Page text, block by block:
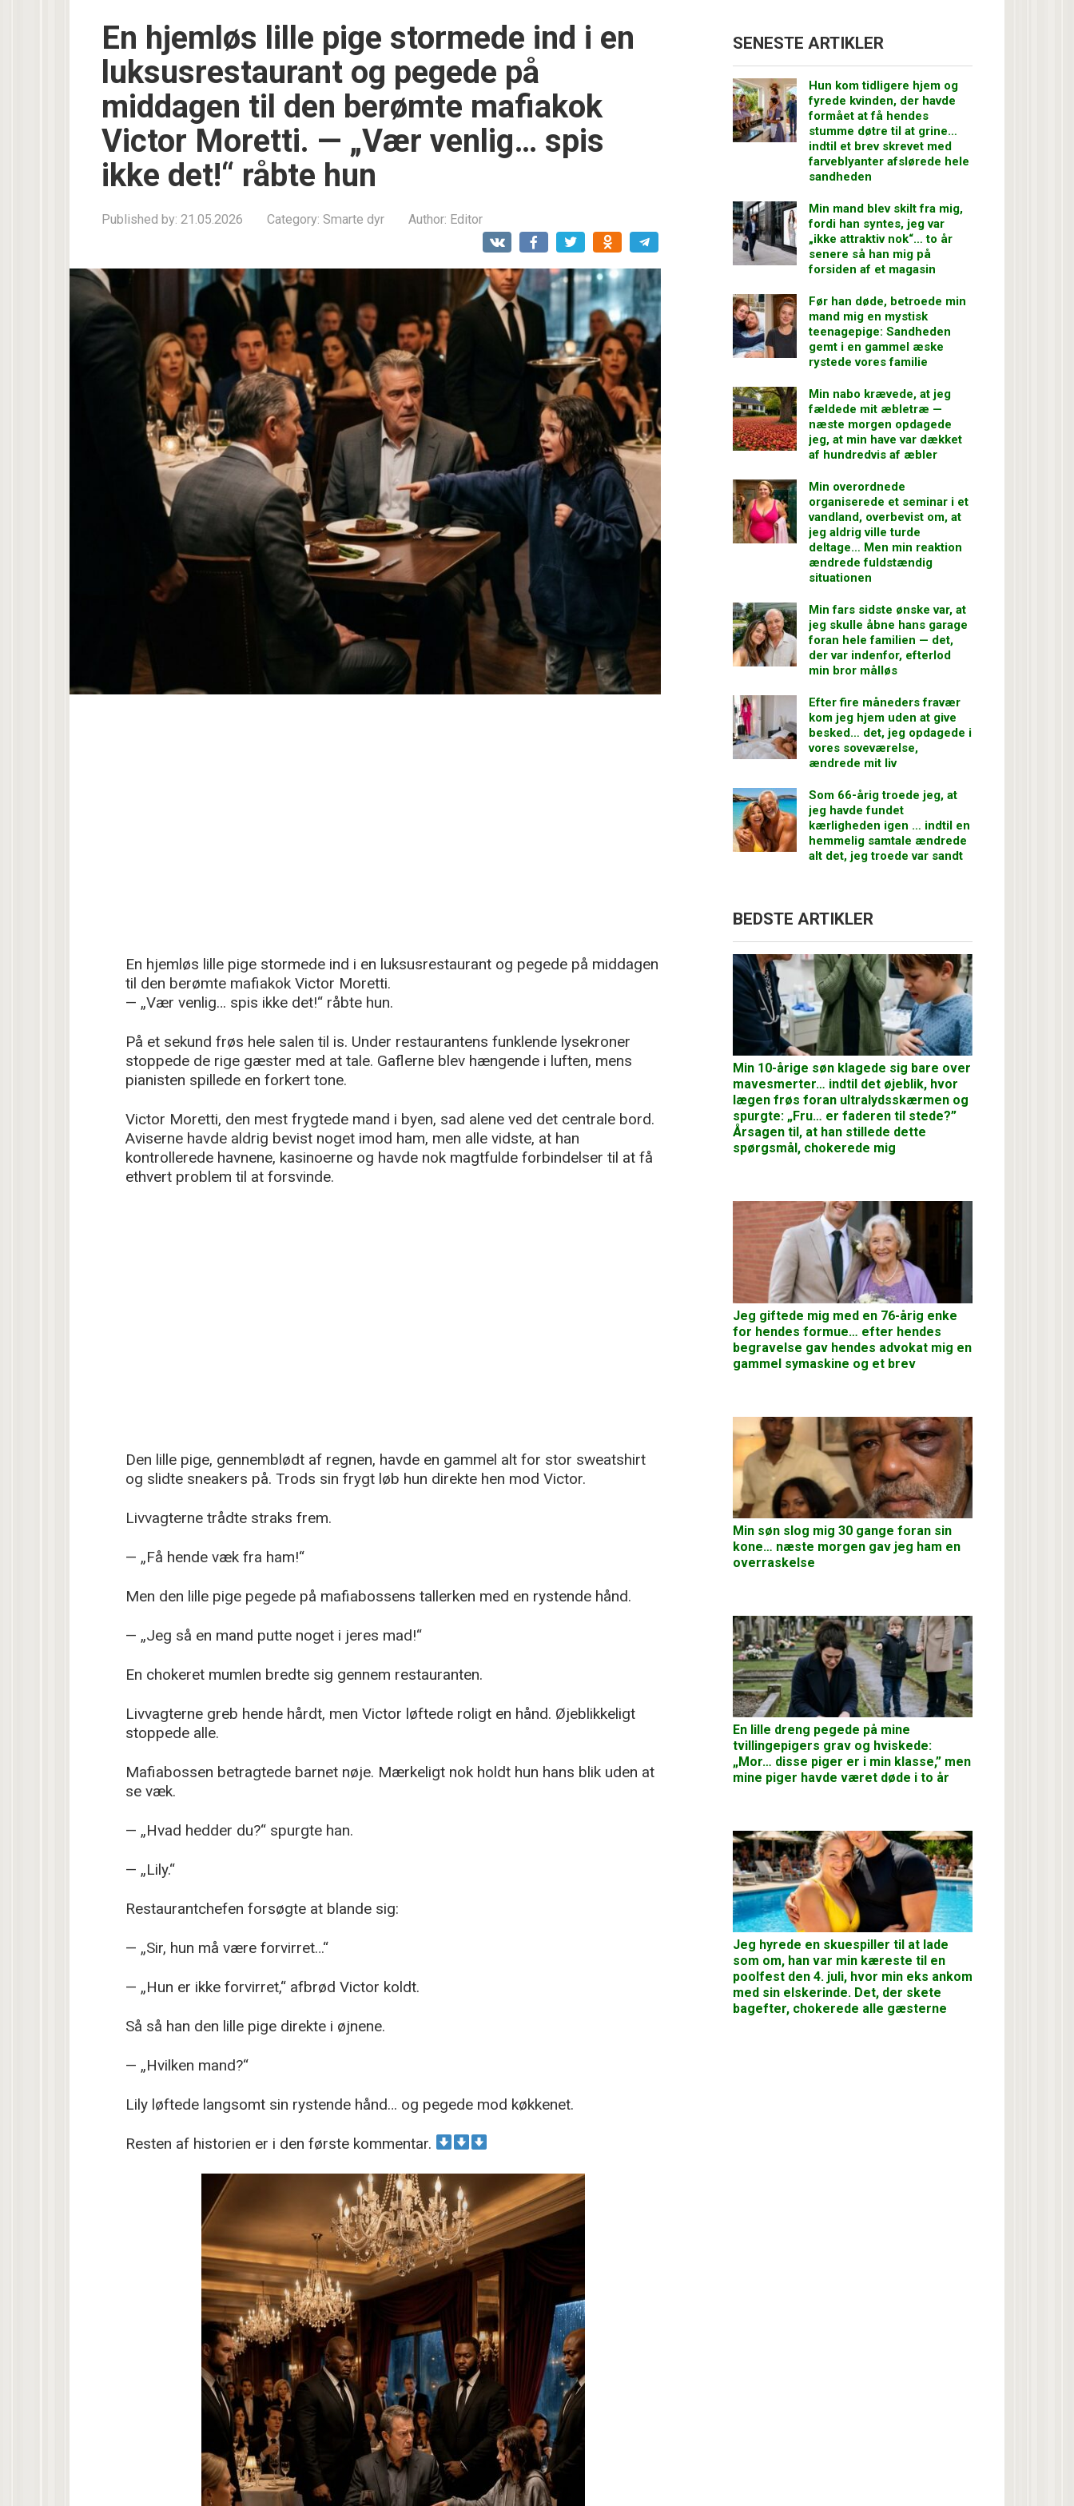
En hjemløs lille pige stormede ind i en
luksusrestaurant og pegede på
middagen til den berømte mafiakok
Victor Moretti. — „Vær venlig… spis
ikke det!“ råbte hun
Published by: 21.05.2026 Category: Smarte dyr Author: Editor
En hjemløs lille pige stormede ind i en luksusrestaurant og pegede på middagen
til den berømte mafiakok Victor Moretti.
— „Vær venlig… spis ikke det!“ råbte hun.
På et sekund frøs hele salen til is. Under restaurantens funklende lysekroner
stoppede de rige gæster med at tale. Gaflerne blev hængende i luften, mens
pianisten spillede en forkert tone.
Victor Moretti, den mest frygtede mand i byen, sad alene ved det centrale bord.
Aviserne havde aldrig bevist noget imod ham, men alle vidste, at han
kontrollerede havnene, kasinoerne og havde nok magtfulde forbindelser til at få
ethvert problem til at forsvinde.
Den lille pige, gennemblødt af regnen, havde en gammel alt for stor sweatshirt
og slidte sneakers på. Trods sin frygt løb hun direkte hen mod Victor.
Livvagterne trådte straks frem.
— „Få hende væk fra ham!“
Men den lille pige pegede på mafiabossens tallerken med en rystende hånd.
— „Jeg så en mand putte noget i jeres mad!“
En chokeret mumlen bredte sig gennem restauranten.
Livvagterne greb hende hårdt, men Victor løftede roligt en hånd. Øjeblikkeligt
stoppede alle.
Mafiabossen betragtede barnet nøje. Mærkeligt nok holdt hun hans blik uden at
se væk.
— „Hvad hedder du?“ spurgte han.
— „Lily.“
Restaurantchefen forsøgte at blande sig:
— „Sir, hun må være forvirret…“
— „Hun er ikke forvirret,“ afbrød Victor koldt.
Så så han den lille pige direkte i øjnene.
— „Hvilken mand?“
Lily løftede langsomt sin rystende hånd… og pegede mod køkkenet.
Resten af historien er i den første kommentar.
SENESTE ARTIKLER
Hun kom tidligere hjem og
fyrede kvinden, der havde
formået at få hendes
stumme døtre til at grine…
indtil et brev skrevet med
farveblyanter afslørede hele
sandheden
Min mand blev skilt fra mig,
fordi han syntes, jeg var
„ikke attraktiv nok“… to år
senere så han mig på
forsiden af et magasin
Før han døde, betroede min
mand mig en mystisk
teenagepige: Sandheden
gemt i en gammel æske
rystede vores familie
Min nabo krævede, at jeg
fældede mit æbletræ —
næste morgen opdagede
jeg, at min have var dækket
af hundredvis af æbler
Min overordnede
organiserede et seminar i et
vandland, overbevist om, at
jeg aldrig ville turde
deltage… Men min reaktion
ændrede fuldstændig
situationen
Min fars sidste ønske var, at
jeg skulle åbne hans garage
foran hele familien — det,
der var indenfor, efterlod
min bror målløs
Efter fire måneders fravær
kom jeg hjem uden at give
besked… det, jeg opdagede i
vores soveværelse,
ændrede mit liv
Som 66-årig troede jeg, at
jeg havde fundet
kærligheden igen … indtil en
hemmelig samtale ændrede
alt det, jeg troede var sandt
BEDSTE ARTIKLER
Min 10-årige søn klagede sig bare over
mavesmerter… indtil det øjeblik, hvor
lægen frøs foran ultralydsskærmen og
spurgte: „Fru… er faderen til stede?”
Årsagen til, at han stillede dette
spørgsmål, chokerede mig
Jeg giftede mig med en 76-årig enke
for hendes formue… efter hendes
begravelse gav hendes advokat mig en
gammel symaskine og et brev
Min søn slog mig 30 gange foran sin
kone… næste morgen gav jeg ham en
overraskelse
En lille dreng pegede på mine
tvillingepigers grav og hviskede:
„Mor… disse piger er i min klasse,” men
mine piger havde været døde i to år
Jeg hyrede en skuespiller til at lade
som om, han var min kæreste til en
poolfest den 4. juli, hvor min eks ankom
med sin elskerinde. Det, der skete
bagefter, chokerede alle gæsterne